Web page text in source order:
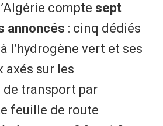
compte sept
annoncés : cinq dédiés
l’hydrogène vert et ses
axés sur les
transport par
feuille de route